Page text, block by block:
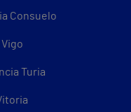
Consuelo
Turia